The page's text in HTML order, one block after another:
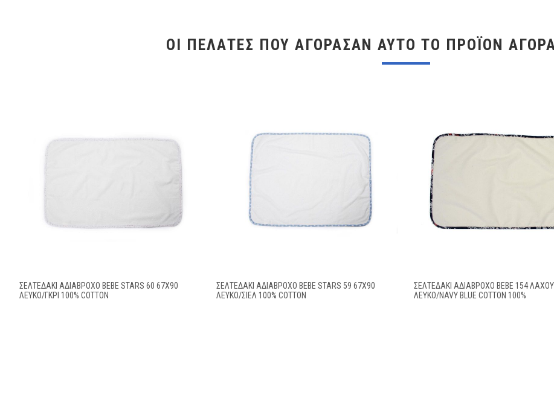
ΟΙ ΠΕΛΆΤΕΣ ΠΟΥ ΑΓΌΡΑΣΑΝ ΑΥΤΌ ΤΟ ΠΡΟΪΌΝ
ΣΕΛΤΕΔΆΚΙ ΑΔΙΆΒΡΟΧΟ BEBE STARS 60 67X90
ΛΕΥΚΌ/ΓΚΡΙ 100% COTTON
ΣΕΛΤΕΔΆΚΙ ΑΔΙΆΒΡΟΧΟ BEBE STARS 59 67X90
ΛΕΥΚΌ/ΣΙΕΛ 100% COTTON
ΣΕΛΤΕΔΆΚΙ ΑΔΙΆΒΡΟΧΟ BEBE 154
ΛΕΥΚΌ/NAVY BLUE COTTON 100%